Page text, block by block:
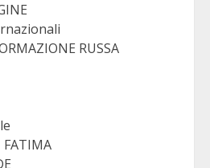
RUSSA
FATIMA